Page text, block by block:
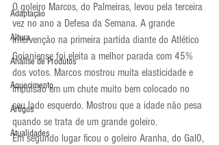
Adaptação
Altura
Análise de Produtos
Aquecimento
Artigos
Atualidades
O goleiro Marcos, do Palmeiras, levou pela terceira
vez no ano a Defesa da Semana. A grande
intervenção na primeira partida diante do Atlético
Goianiense foi eleita a melhor parada com 45%
dos votos. Marcos mostrou muita elasticidade e
impulsão em um chute muito bem colocado no
seu lado esquerdo. Mostrou que a idade não pesa
quando se trata de um grande goleiro.
Em segundo lugar ficou o goleiro Aranha, do Gal0,